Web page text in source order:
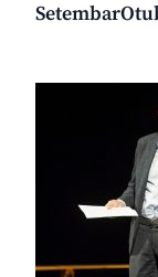
Setembar